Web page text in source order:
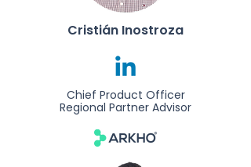
Cristián Inostroza
Chief Product Officer
Regional Partner Advisor